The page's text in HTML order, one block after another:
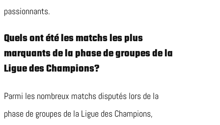
passionnants.
Quels ont été les matchs les plus
marquants de la phase de groupes de la
Ligue des Champions?
Parmi les nombreux matchs disputés lors de la
phase de groupes de la Ligue des Champions,